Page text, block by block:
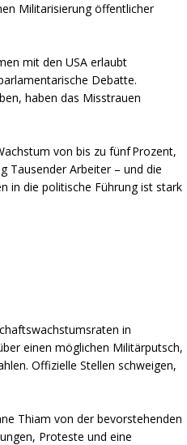
Militarisierung öffentlicher
mit den USA erlaubt
Debatte.
haben das Misstrauen
von bis zu fünf Prozent,
Tausender Arbeiter – und die
in die politische Führung ist stark
in
einen möglichen Militärputsch,
Offizielle Stellen schweigen,
Thiam von der bevorstehenden
Proteste und eine